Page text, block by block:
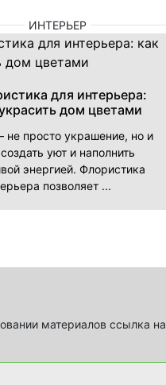
ИНТЕРЬЕР
для интерьера:
дом цветами
не просто украшение, но и
уют и наполнить
энергией. Флористика
позволяет ...
материалов ссылка на